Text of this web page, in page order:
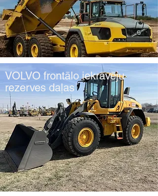
VOLVO frontālo iekrāvēju
rezerves daļas